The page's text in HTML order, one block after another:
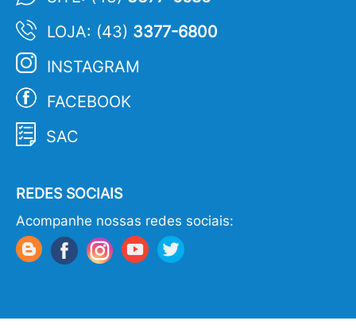
LOJA: (43) 3377-6800
INSTAGRAM
FACEBOOK
SAC
REDES SOCIAIS
Acompanhe nossas redes sociais: